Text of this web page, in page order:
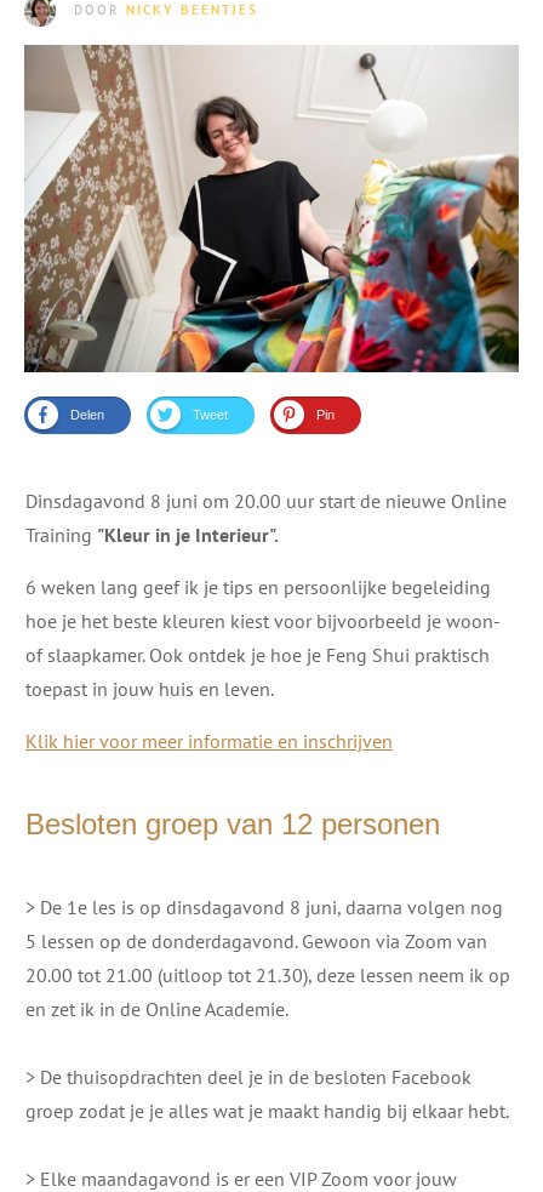
DOOR NICKY BEENTJES
Delen Tweet Pin
Dinsdagavond 8 juni om 20.00 uur start de nieuwe Online
Training "Kleur in je Interieur".
6 weken lang geef ik je tips en persoonlijke begeleiding
hoe je het beste kleuren kiest voor bijvoorbeeld je woon-
of slaapkamer. Ook ontdek je hoe je Feng Shui praktisch
toepast in jouw huis en leven.
Klik hier voor meer informatie en inschrijven
Besloten groep van 12 personen
> De 1e les is op dinsdagavond 8 juni, daarna volgen nog
5 lessen op de donderdagavond. Gewoon via Zoom van
20.00 tot 21.00 (uitloop tot 21.30), deze lessen neem ik op
en zet ik in de Online Academie.
> De thuisopdrachten deel je in de besloten Facebook
groep zodat je je alles wat je maakt handig bij elkaar hebt.
> Elke maandagavond is er een VIP Zoom voor jouw